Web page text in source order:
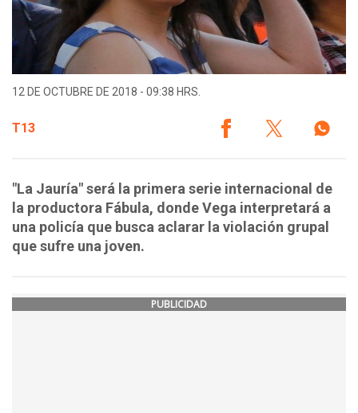
12 DE OCTUBRE DE 2018 - 09:38 HRS.
T13
"La Jauría" será la primera serie internacional de
la productora Fábula, donde Vega interpretará a
una policía que busca aclarar la violación grupal
que sufre una joven.
PUBLICIDAD